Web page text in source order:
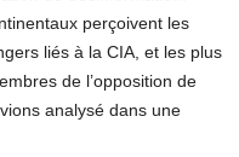
perçoivent les
liés à la CIA, et les plus
de l’opposition de
analysé dans une